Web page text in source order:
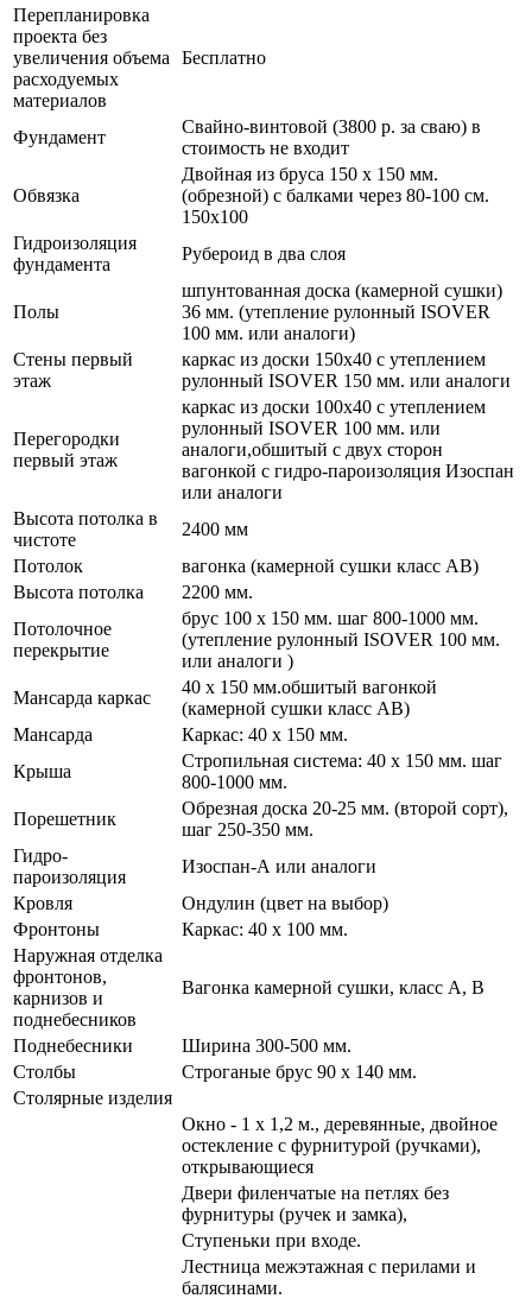
Перепланировка
проекта без
увеличения объема
расходуемых
материалов
Бесплатно
Фундамент
Свайно-винтовой (3800 р. за сваю) в
стоимость не входит
Обвязка
Двойная из бруса 150 х 150 мм.
(обрезной) с балками через 80-100 см.
150х100
Гидроизоляция
фундамента
Рубероид в два слоя
Полы
шпунтованная доска (камерной сушки)
36 мм. (утепление рулонный ISOVER
100 мм. или аналоги)
Стены первый
этаж
каркас из доски 150х40 с утеплением
рулонный ISOVER 150 мм. или аналоги
Перегородки
первый этаж
каркас из доски 100х40 с утеплением
рулонный ISOVER 100 мм. или
аналоги,обшитый с двух сторон
вагонкой с гидро-пароизоляция Изоспан
или аналоги
Высота потолка в
чистоте
2400 мм
Потолок
вагонка (камерной сушки класс АВ)
Высота потолка
2200 мм.
Потолочное
перекрытие
брус 100 х 150 мм. шаг 800-1000 мм.
(утепление рулонный ISOVER 100 мм.
или аналоги )
Мансарда каркас
40 х 150 мм.обшитый вагонкой
(камерной сушки класс АВ)
Мансарда
Каркас: 40 х 150 мм.
Крыша
Стропильная система: 40 х 150 мм. шаг
800-1000 мм.
Порешетник
Обрезная доска 20-25 мм. (второй сорт),
шаг 250-350 мм.
Гидро-
пароизоляция
Изоспан-А или аналоги
Кровля
Ондулин (цвет на выбор)
Фронтоны
Каркас: 40 х 100 мм.
Наружная отделка
фронтонов,
карнизов и
поднебесников
Вагонка камерной сушки, класс А, В
Поднебесники
Ширина 300-500 мм.
Столбы
Строганые брус 90 х 140 мм.
Столярные изделия
Окно - 1 х 1,2 м., деревянные, двойное
остекление с фурнитурой (ручками),
открывающиеся
Двери филенчатые на петлях без
фурнитуры (ручек и замка),
Ступеньки при входе.
Лестница межэтажная с перилами и
балясинами.